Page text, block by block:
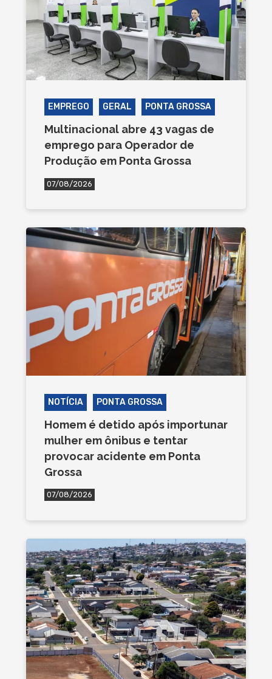
EMPREGO GERAL PONTA GROSSA
Multinacional abre 43 vagas de
emprego para Operador de
Produção em Ponta Grossa
07/08/2026
NOTÍCIA PONTA GROSSA
Homem é detido após importunar
mulher em ônibus e tentar
provocar acidente em Ponta
Grossa
07/08/2026